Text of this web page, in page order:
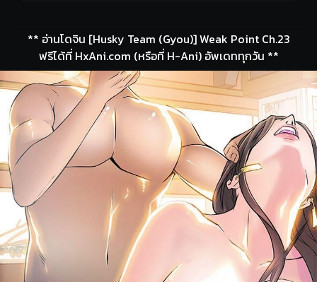
** อ่านโดจิน [Husky Team (Gyou)] Weak Point Ch.23
ฟรีได้ที่ HxAni.com (หรือที่ H-Ani) อัพเดททุกวัน **